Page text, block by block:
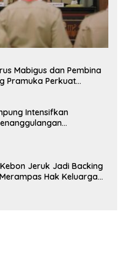
Mabigus dan Pembina
Pramuka Perkuat
Intensifkan
Jeruk Jadi Backing
Hak Keluarga